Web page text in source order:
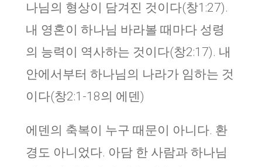
나님의 형상이 담겨진 것이다(창1:27).
내 영혼이 하나님 바라볼 때마다 성령
의 능력이 역사하는 것이다(창2:17). 내
안에서부터 하나님의 나라가 임하는 것
이다(창2:1-18의 에덴)
에덴의 축복이 누구 때문이 아니다. 환
경도 아니었다. 아담 한 사람과 하나님